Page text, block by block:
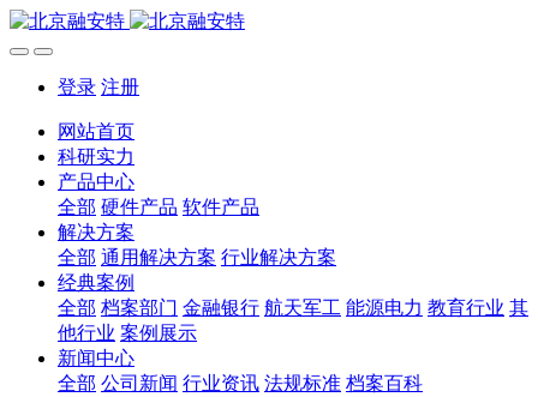
登录 注册
网站首页
科研实力
产品中心
全部 硬件产品 软件产品
解决方案
全部 通用解决方案 行业解决方案
经典案例
全部 档案部门 金融银行 航天军工 能源电力 教育行业 其
他行业 案例展示
新闻中心
全部 公司新闻 行业资讯 法规标准 档案百科